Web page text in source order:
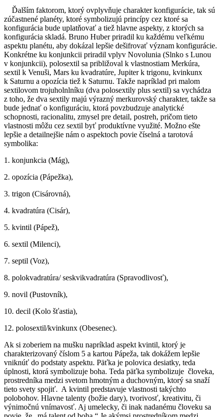
Ďalším faktorom, ktorý ovplyvňuje charakter konfigurácie, tak sú
zúčastnené planéty, ktoré symbolizujú princípy cez ktoré sa
konfigurácia bude uplatňovať a tiež hlavne aspekty, z ktorých sa
konfigurácia skladá. Bruno Huber priradil ku každému veľkému
aspektu planétu, aby dokázal lepšie dešifrovať význam konfigurácie.
Konkrétne ku konjunkcii priradil vplyv Novolunia (Slnko s Lunou
v konjunkcii), polosextil sa približoval k vlastnostiam Merkúra,
sextil k Venuši, Mars ku kvadratúre, Jupiter k trigonu, kvinkunx
k Saturnu a opozícia tiež k Saturnu. Takže napríklad pri malom
sextilovom trojuholnlníku (dva polosextily plus sextil) sa vychádza
z toho, že dva sextily majú výrazný merkurovský charakter, takže sa
bude jednať o konfiguráciu, ktorá povzbudzuje analytické
schopnosti, racionalitu, zmysel pre detail, postreh, pričom tieto
vlastnosti môžu cez sextil byť produktívne využité. Možno ešte
lepšie a detailnejšie nám o aspektoch povie číselná a tarotová
symbolika:
1. konjunkcia (Mág),
2. opozícia (Pápežka),
3. trigon (Cisárovná),
4. kvadratúra (Cisár),
5. kvintil (Pápež),
6. sextil (Milenci),
7. septil (Voz),
8. polokvadratúra/ seskvikvadratúra (Spravodlivosť),
9. novil (Pustovník),
10. decil (Kolo šťastia),
12. polosextil/kvinkunx (Obesenec).
Ak si zoberiem na mušku napríklad aspekt kvintil, ktorý je
charakterizovaný číslom 5 a kartou Pápeža, tak dokážem lepšie
vniknúť do podstaty aspektu. Päťka je polovica desiatky, teda
úplnosti, ktorá symbolizuje boha. Teda päťka symbolizuje človeka,
prostredníka medzi svetom hmotným a duchovným, ktorý sa snaží
tieto svety spojiť. A kvintil predstavuje vlastnosti takýchto
polobohov. Hlavne talenty (božie dary), tvorivosť, kreativitu, či
výnimočnú vnímavosť. Aj umelecky, či inak nadanému človeku sa